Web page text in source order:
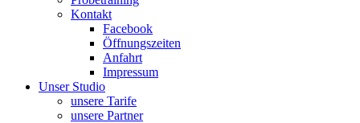
Kontakt
Facebook
Öffnungszeiten
Anfahrt
Impressum
Unser Studio
unsere Tarife
unsere Partner